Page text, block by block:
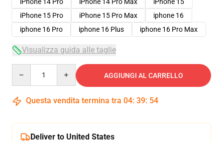
iPhone 15 Pro
iPhone 15 Pro Max
iphone 16
iphone 16 Pro
iphone 16 Plus iphone 16 Pro Max
Visualizza guida alle taglie
AGGIUNGI AL CARRELLO
Questa vendita termina tra 04: 39: 54
Deliver to United States